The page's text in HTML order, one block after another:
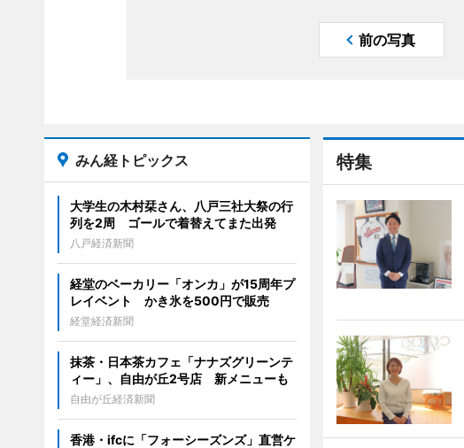
前の写真
特集
みん経トピックス
大学生の木村栞さん、八戸三社大祭の行
列を2周 ゴールで着替えてまた出発
八戸経済新聞
経堂のベーカリー「オンカ」が15周年プ
レイベント かき氷を500円で販売
経堂経済新聞
抹茶・日本茶カフェ「ナナズグリーンテ
ィー」、自由が丘2号店 新メニューも
自由が丘経済新聞
香港・ifcに「フォーシーズンズ」直営ケ